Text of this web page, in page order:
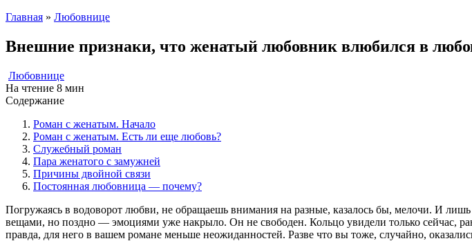
Главная » Любовнице
Внешние признаки, что женатый любовник влюбился в
Любовнице
На чтение 8 мин
Содержание
Роман с женатым. Начало
Роман с женатым. Есть ли еще любовь?
Служебный роман
Пара женатого с замужней
Причины двойной связи
Постоянная любовница — почему?
Погружаясь в водоворот любви, не обращаешь внимания на разные, казалось бы, мелочи. И
вещами, но поздно — эмоциями уже накрыло. Он не свободен. Кольцо увидели только сейчас,
правда, для него в вашем романе меньше неожиданностей. Разве что вы тоже, случайно,